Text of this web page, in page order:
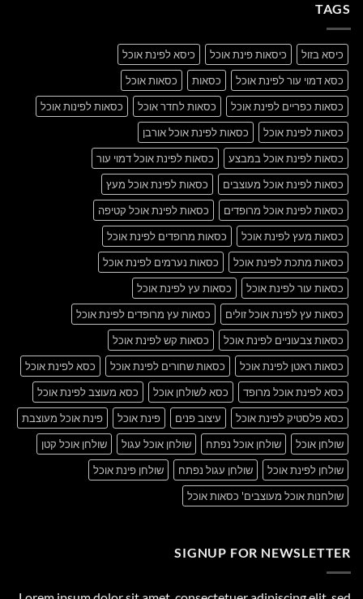
TAGS
כיסא בזול כיסאות פינת אוכל
כיסא לפינת אוכל
כסא דמוי עור לפינת אוכל
כסאות
כסאות אוכל
כסאות כפריים לפינת אוכל
כסאות לחדר אוכל
כסאות לפינות אוכל
כסאות לפינת אוכל
כסאות לפינת אוכל אורבן
כסאות לפינת אוכל במבצע
כסאות לפינת אוכל דמוי עור
כסאות לפינת אוכל מעוצבים
כסאות לפינת אוכל מעץ
כסאות לפינת אוכל מרופדים
כסאות לפינת אוכל קטיפה
כסאות מעץ לפינת אוכל
כסאות מרופדים לפינת אוכל
כסאות מתכת לפינת אוכל
כסאות נערמים לפינת אוכל
כסאות עור לפינת אוכל
כסאות עץ לפינת אוכל
כסאות עץ לפינת אוכל זולים
כסאות עץ מרופדים לפינת אוכל
כסאות צבעוניים לפינת אוכל
כסאות קש לפינת אוכל
כסאות ראטן לפינת אוכל
כסאות שחורים לפינת אוכל
כסא לפינת אוכל
כסא לפינת אוכל מרופד
כסא לשולחן אוכל
כסא מעוצב לפינת אוכל
כסא פלסטיק לפינת אוכל
עיצוב פנים פינת אוכל
פינת אוכל מעוצבת
שולחן אוכל
שולחן אוכל נפתח שולחן אוכל עגול
שולחן אוכל קטן
שולחן לפינת אוכל
שולחן עגול נפתח
שולחן פינת אוכל
שולחנות אוכל מעוצבים' כסאות אוכל
SIGNUP FOR NEWSLETTER